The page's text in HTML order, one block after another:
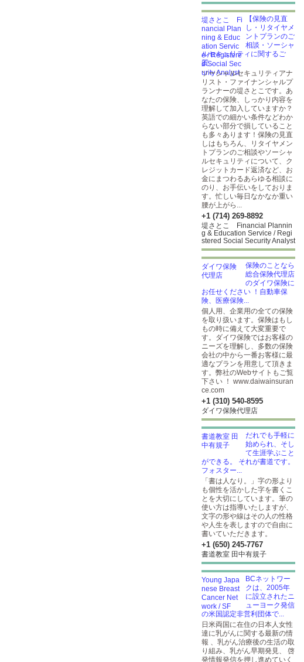
【保険の見直
し・リタイヤメ
ントプランのご
相談・ソーシャ
ルセキュリティに関するご
質...
ソーシャルセキュリティアナ
リスト・ファイナンシャルプ
ランナーの堤さとこです。あ
なたの保険、しっかり内容を
理解して加入していますか？
英語での細かい条件などわか
らない部分で損していること
も多々あります！保険の見直
しはもちろん、リタイヤメン
トプランのご相談やソーシャ
ルセキュリティについて、ク
レジットカード返済など、お
金にまつわるあらゆる相談に
のり、お手伝いをしておりま
す。忙しい毎日なかなか重い
腰が上がら...
+1 (714) 269-8892
堤さとこ Financial Plannin
g & Education Service / Regi
stered Social Security Analyst
保険のことなら
総合保険代理店
のダイワ保険に
お任せください ！自動車保
険、医療保険...
個人用、企業用の全ての保険
を取り扱います。保険はもし
もの時に備えて大変重要で
す。ダイワ保険ではお客様の
ニーズを理解し、多数の保険
会社の中から一番お客様に最
適なプランを用意して頂きま
す。弊社のWebサイトもご覧
下さい ！ www.daiwainsuran
ce.com
+1 (310) 540-8595
ダイワ保険代理店
だれでも手軽に
始められ、そし
て生涯学ぶこと
ができる。 それが書道です。
フォスター...
「書は人なり。」字の形より
も個性を活かした字を書くこ
とを大切にしています。筆の
使い方は指導いたしますが、
文字の形や線はその人の性格
や人生を表しますので自由に
書いていただきます。
+1 (650) 245-7767
書道教室 田中有規子
BCネットワー
クは、2005年
に設立されたニ
ューヨーク発信
の米国認定非営利団体で...
日米両国に在住の日本人女性
達に乳がんに関する最新の情
報 、乳がん治療後の生活の取
り組み、乳がん早期発見、 啓
発情報発信を押し進めていく